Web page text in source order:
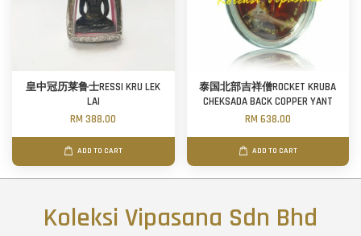
皇中冠历莱鲁士RESSI KRU LEK
LAI
RM 388.00
ADD TO CART
泰国北部吉祥僧ROCKET KRUBA
CHEKSADA BACK COPPER YANT
RM 638.00
ADD TO CART
Koleksi Vipasana Sdn Bhd